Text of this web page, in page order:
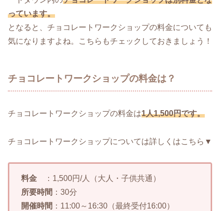
っています。
となると、チョコレートワークショップの料金についても
気になりますよね。こちらもチェックしておきましょう！
チョコレートワークショップの料金は？
チョコレートワークショップの料金は1人1,500円です。
チョコレートワークショップについては詳しくはこちら▼
料金 ：1,500円/人（大人・子供共通）
所要時間 ：30分
開催時間 ：11:00～16:30（最終受付16:00）